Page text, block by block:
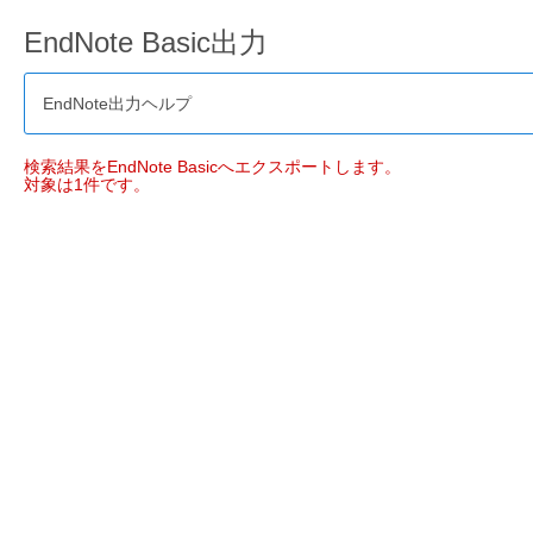
EndNote Basic出力
EndNote出力ヘルプ
検索結果をEndNote Basicへエクスポートします。
対象は1件です。